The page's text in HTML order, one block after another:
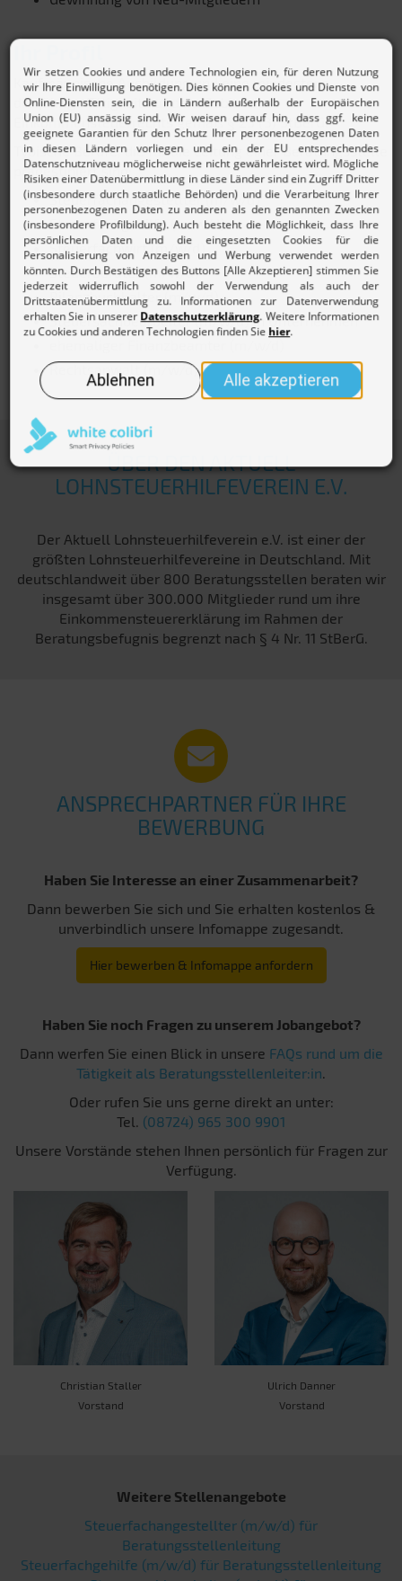
Kaufmännische Ausbildung und eine mindestens
dreijährige Tätigkeit auf dem Gebiet des
Einkommensteuerrechts gemäß § 23 (3) StBerG.
Typische Berufe, die für die Leitung einer Beratungsstelle
prädestiniert sind:
Steuerfachangestellter (m/w/d)
Steuerfachgehilfe (m/w/d)
Steuerfachwirt (m/w/d)
Steuerberater (m/w/d)
Bilanzbuchhalter (m/w/d)
Steuersachbearbeiter (m/w/d) in Unternehmen
ehemaliger Finanzbeamter (m/w/d)
Rechtsanwalt (m/w/d)
ÜBER DEN AKTUELL
LOHNSTEUERHILFEVEREIN E.V.
Der Aktuell Lohnsteuerhilfeverein e.V. ist einer der
größten Lohnsteuerhilfevereine in Deutschland. Mit
deutschlandweit über 800 Beratungsstellen beraten wir
insgesamt über 300.000 Mitglieder rund um ihre
Einkommensteuererklärung im Rahmen der
Beratungsbefugnis begrenzt nach § 4 Nr. 11 StBerG.
ANSPRECHPARTNER FÜR IHRE
BEWERBUNG
Haben Sie Interesse an einer Zusammenarbeit?
Dann bewerben Sie sich und Sie erhalten kostenlos &
unverbindlich unsere Infomappe zugesandt.
Hier bewerben & Infomappe anfordern
Haben Sie noch Fragen zu unserem Jobangebot?
Dann werfen Sie einen Blick in unsere FAQs rund um die
Tätigkeit als Beratungsstellenleiter:in.
Oder rufen Sie uns gerne direkt an unter:
Tel. (08724) 965 300 9901
Unsere Vorstände stehen Ihnen persönlich für Fragen zur
Verfügung.
Christian Staller
Vorstand
Ulrich Danner
Vorstand
Weitere Stellenangebote
Steuerfachangestellter (m/w/d) für
Beratungsstellenleitung
Steuerfachgehilfe (m/w/d) für Beratungsstellenleitung